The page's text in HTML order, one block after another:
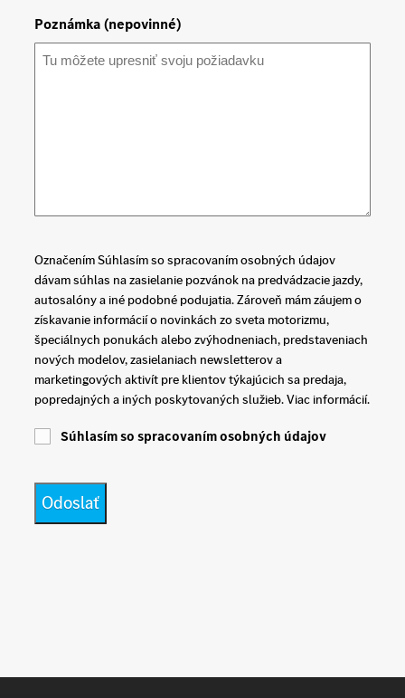
Poznámka (nepovinné)
Označením Súhlasím so spracovaním osobných údajov
dávam súhlas na zasielanie pozvánok na predvádzacie jazdy,
autosalóny a iné podobné podujatia. Zároveň mám záujem o
získavanie informácií o novinkách zo sveta motorizmu,
špeciálnych ponukách alebo zvýhodneniach, predstaveniach
nových modelov, zasielaniach newsletterov a
marketingových aktivít pre klientov týkajúcich sa predaja,
popredajných a iných poskytovaných služieb. Viac informácií.
Súhlasím so spracovaním osobných údajov